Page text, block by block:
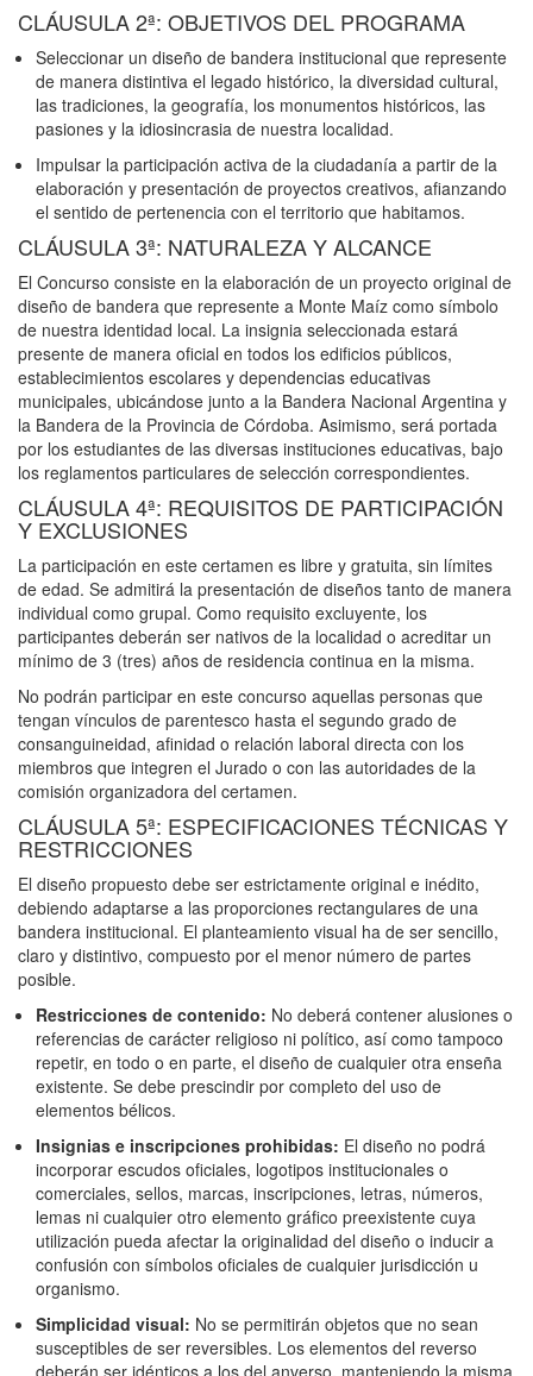
CLÁUSULA 2ª: OBJETIVOS DEL PROGRAMA
Seleccionar un diseño de bandera institucional que represente
de manera distintiva el legado histórico, la diversidad cultural,
las tradiciones, la geografía, los monumentos históricos, las
pasiones y la idiosincrasia de nuestra localidad.
Impulsar la participación activa de la ciudadanía a partir de la
elaboración y presentación de proyectos creativos, afianzando
el sentido de pertenencia con el territorio que habitamos.
CLÁUSULA 3ª: NATURALEZA Y ALCANCE
El Concurso consiste en la elaboración de un proyecto original de
diseño de bandera que represente a Monte Maíz como símbolo
de nuestra identidad local. La insignia seleccionada estará
presente de manera oficial en todos los edificios públicos,
establecimientos escolares y dependencias educativas
municipales, ubicándose junto a la Bandera Nacional Argentina y
la Bandera de la Provincia de Córdoba. Asimismo, será portada
por los estudiantes de las diversas instituciones educativas, bajo
los reglamentos particulares de selección correspondientes.
CLÁUSULA 4ª: REQUISITOS DE PARTICIPACIÓN
Y EXCLUSIONES
La participación en este certamen es libre y gratuita, sin límites
de edad. Se admitirá la presentación de diseños tanto de manera
individual como grupal. Como requisito excluyente, los
participantes deberán ser nativos de la localidad o acreditar un
mínimo de 3 (tres) años de residencia continua en la misma.
No podrán participar en este concurso aquellas personas que
tengan vínculos de parentesco hasta el segundo grado de
consanguineidad, afinidad o relación laboral directa con los
miembros que integren el Jurado o con las autoridades de la
comisión organizadora del certamen.
CLÁUSULA 5ª: ESPECIFICACIONES TÉCNICAS Y
RESTRICCIONES
El diseño propuesto debe ser estrictamente original e inédito,
debiendo adaptarse a las proporciones rectangulares de una
bandera institucional. El planteamiento visual ha de ser sencillo,
claro y distintivo, compuesto por el menor número de partes
posible.
Restricciones de contenido: No deberá contener alusiones o
referencias de carácter religioso ni político, así como tampoco
repetir, en todo o en parte, el diseño de cualquier otra enseña
existente. Se debe prescindir por completo del uso de
elementos bélicos.
Insignias e inscripciones prohibidas: El diseño no podrá
incorporar escudos oficiales, logotipos institucionales o
comerciales, sellos, marcas, inscripciones, letras, números,
lemas ni cualquier otro elemento gráfico preexistente cuya
utilización pueda afectar la originalidad del diseño o inducir a
confusión con símbolos oficiales de cualquier jurisdicción u
organismo.
Simplicidad visual: No se permitirán objetos que no sean
susceptibles de ser reversibles. Los elementos del reverso
deberán ser idénticos a los del anverso, manteniendo la misma